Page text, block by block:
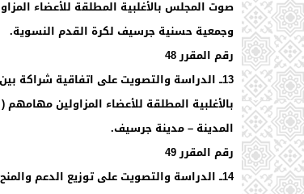
وجمعية حسنية جرسيف لكرة القدم النسوية.
رقم المقرر 48
13ــ الدراسة والتصويت على اتفاقية
المدينة – مدينة جرسيف.
رقم المقرر 49
14ــ الدراسة والتصويت على توزيع الدعم والمنح لفائدة الجمعيات.